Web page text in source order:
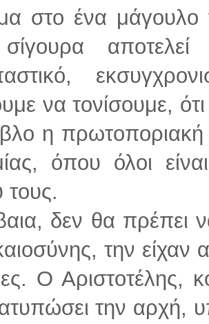
στο ένα
αποτελεί
να τονίσουμε,
η πρωτοποριακή
όπου όλοι
τους.
δεν θα πρέπει
την είχαν
Ο Αριστοτέλης,
την αρχή,